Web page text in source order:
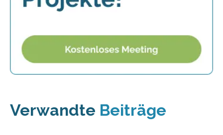
Verwandte Beiträge